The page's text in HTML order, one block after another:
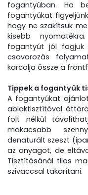
fogantyúban. Ha
fogantyúkat
hogy ne szakítsuk
kisebb
fogantyút jól fogjuk
csavarozás
karcolja össze a
Tippek a fogantyúk
A fogantyúkat
ablaktisztítóval
folt nélkül
makacsabb
denaturált szeszt
az anyagot, de
Tisztításánál tilos
szivaccsal takarítani.